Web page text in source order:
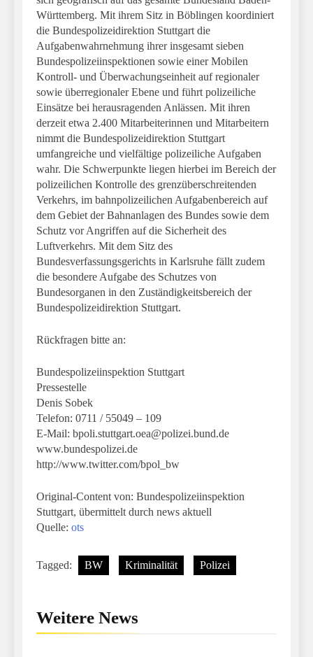
Württemberg. Mit ihrem Sitz in Böblingen koordiniert
die Bundespolizeidirektion Stuttgart die
Aufgabenwahrnehmung ihrer insgesamt sieben
Bundespolizeiinspektionen sowie einer Mobilen
Kontroll- und Überwachungseinheit auf regionaler
sowie überregionaler Ebene und führt polizeiliche
Einsätze bei herausragenden Anlässen. Mit ihren
derzeit etwa 2.400 Mitarbeiterinnen und Mitarbeitern
nimmt die Bundespolizeidirektion Stuttgart
umfangreiche und vielfältige polizeiliche Aufgaben
wahr. Die Schwerpunkte liegen hierbei im Bereich der
polizeilichen Kontrolle des grenzüberschreitenden
Verkehrs, im bahnpolizeilichen Aufgabenbereich auf
dem Gebiet der Bahnanlagen des Bundes sowie dem
Schutz vor Angriffen auf die Sicherheit des
Luftverkehrs. Mit dem Sitz des
Bundesverfassungsgerichts in Karlsruhe fällt zudem
die besondere Aufgabe des Schutzes von
Bundesorganen in den Zuständigkeitsbereich der
Bundespolizeidirektion Stuttgart.
Rückfragen bitte an:
Bundespolizeiinspektion Stuttgart
Pressestelle
Denis Sobek
Telefon: 0711 / 55049 – 109
E-Mail: bpoli.stuttgart.oea@polizei.bund.de
www.bundespolizei.de
http://www.twitter.com/bpol_bw
Original-Content von: Bundespolizeiinspektion
Stuttgart, übermittelt durch news aktuell
Quelle: ots
Tagged: BW Kriminalität Polizei
Weitere News